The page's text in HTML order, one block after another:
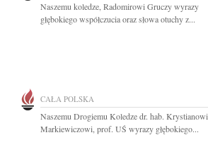
Naszemu koledze, Radomirowi Gruczy wyrazy
głębokiego współczucia oraz słowa otuchy z...
CAŁA POLSKA
Naszemu Drogiemu Koledze dr. hab. Krystianowi
Markiewiczowi, prof. UŚ wyrazy głębokiego...